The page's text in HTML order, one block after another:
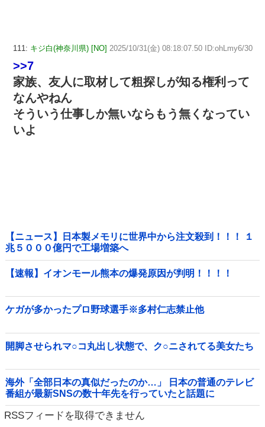
111: キジ白(神奈川県) [NO] 2025/10/31(金) 08:18:07.50 ID:ohLmy6/30
>>7
家族、友人に取材して粗探しが知る権利って
なんやねん
そういう仕事しか無いならもう無くなってい
いよ
【ニュース】日本製メモリに世界中から注文殺到！！！ １
兆５０００億円で工場増築へ
【速報】イオンモール熊本の爆発原因が判明！！！！
ケガが多かったプロ野球選手※多村仁志禁止他
開脚させられマ○コ丸出し状態で、ク○ニされてる美女たち
海外「全部日本の真似だったのか…」 日本の普通のテレビ
番組が最新SNSの数十年先を行っていたと話題に
RSSフィードを取得できません